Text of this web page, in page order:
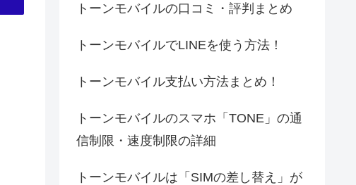
トーンモバイルの口コミ・評判まとめ
トーンモバイルでLINEを使う方法！
トーンモバイル支払い方法まとめ！
トーンモバイルのスマホ「TONE」の通
信制限・速度制限の詳細
トーンモバイルは「SIMの差し替え」が